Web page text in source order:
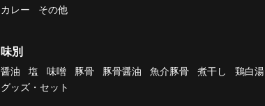
カレー
その他
味別
醤油 塩 味噌 豚骨 豚骨醤油 魚介豚骨 煮干し 鶏白湯
グッズ・セット